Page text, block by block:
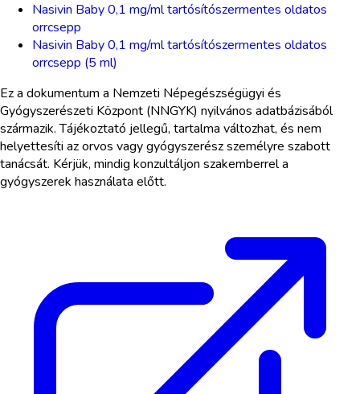
Nasivin Baby 0,1 mg/ml tartósítószermentes oldatos
orrcsepp
Nasivin Baby 0,1 mg/ml tartósítószermentes oldatos
orrcsepp (5 ml)
Ez a dokumentum a Nemzeti Népegészségügyi és
Gyógyszerészeti Központ (NNGYK) nyilvános adatbázisából
származik. Tájékoztató jellegű, tartalma változhat, és nem
helyettesíti az orvos vagy gyógyszerész személyre szabott
tanácsát. Kérjük, mindig konzultáljon szakemberrel a
gyógyszerek használata előtt.